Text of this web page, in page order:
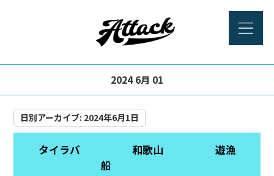
2024 6月 01
日別アーカイブ: 2024年6月1日
タイラバ 和歌山 遊漁
船